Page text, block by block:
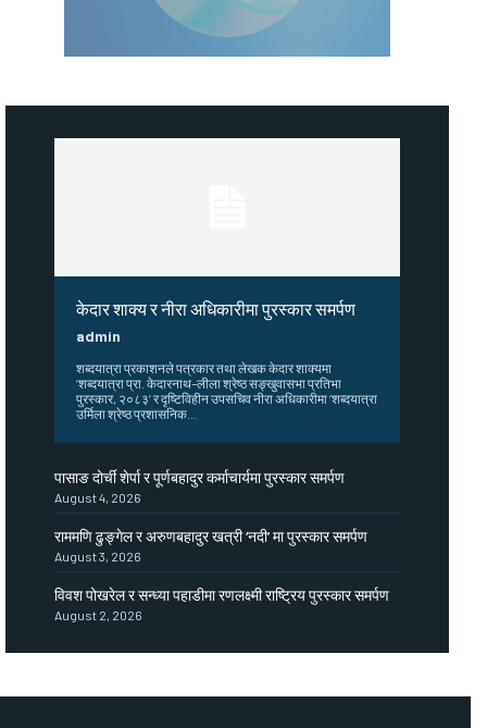
केदार शाक्य र नीरा अधिकारीमा पुरस्कार समर्पण
admin
शब्दयात्रा प्रकाशनले पत्रकार तथा लेखक केदार शाक्यमा
‘शब्दयात्रा प्रा. केदारनाथ–लीला श्रेष्ठ सङ्खुवासभा प्रतिभा
पुरस्कार, २०८३’ र दृष्टिविहीन उपसचिव नीरा अधिकारीमा ‘शब्दयात्रा
उर्मिला श्रेष्ठ प्रशासनिक...
पासाङ दोर्ची शेर्पा र पूर्णबहादुर कर्माचार्यमा पुरस्कार समर्पण
August 4, 2026
राममणि ढुङ्गेल र अरुणबहादुर खत्री ‘नदी’ मा पुरस्कार समर्पण
August 3, 2026
विवश पोखरेल र सन्ध्या पहाडीमा रणलक्ष्मी राष्ट्रिय पुरस्कार समर्पण
August 2, 2026